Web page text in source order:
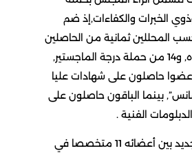
والكفاءات,إذ ضم
ثمانية من الحاصلين
درجة الدكتوراه, و14 من حملة درجة الماجستير,
40 عضوا حاصلون على شهادات عليا
بينما الباقون حاصلون على
الفنية .
ويضم المجلس الجديد بين أعضائه 11 متخصصا في